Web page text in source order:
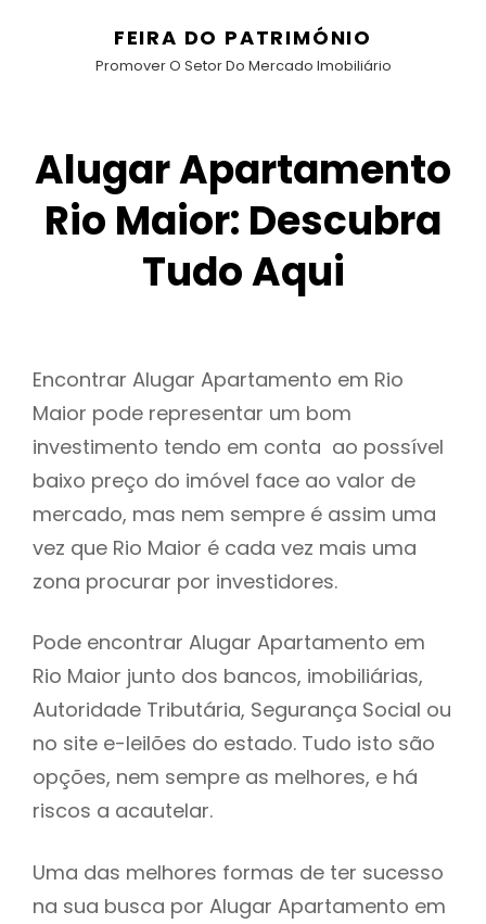
FEIRA DO PATRIMÓNIO
Promover O Setor Do Mercado Imobiliário
Alugar Apartamento
Rio Maior: Descubra
Tudo Aqui
Encontrar Alugar Apartamento em Rio
Maior pode representar um bom
investimento tendo em conta ao possível
baixo preço do imóvel face ao valor de
mercado, mas nem sempre é assim uma
vez que Rio Maior é cada vez mais uma
zona procurar por investidores.
Pode encontrar Alugar Apartamento em
Rio Maior junto dos bancos, imobiliárias,
Autoridade Tributária, Segurança Social ou
no site e-leilões do estado. Tudo isto são
opções, nem sempre as melhores, e há
riscos a acautelar.
Uma das melhores formas de ter sucesso
na sua busca por Alugar Apartamento em